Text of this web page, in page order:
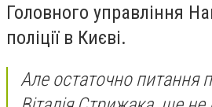
Головного управління
поліції в Києві.
Але остаточно питання